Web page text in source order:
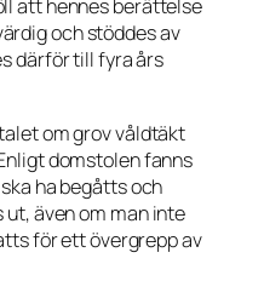
att hennes berättelse
och stöddes av
därför till fyra års
om grov våldtäkt
domstolen fanns
ha begåtts och
även om man inte
för ett övergrepp av